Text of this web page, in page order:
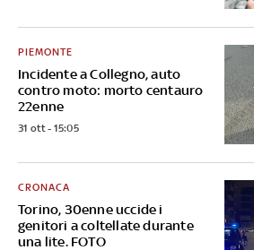
Incidente a Collegno, auto
contro moto: morto centauro
22enne
PIEMONTE
31 ott - 15:05
Torino, 30enne uccide i
genitori a coltellate durante
una lite. FOTO
CRONACA